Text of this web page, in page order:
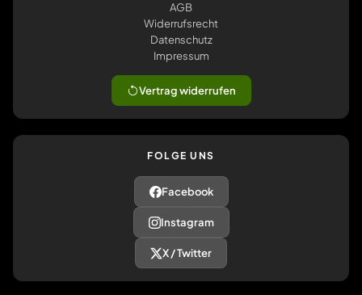
AGB
Widerrufsrecht
Datenschutz
Impressum
Vertrag widerrufen
FOLGE UNS
Facebook
Instagram
X / Twitter